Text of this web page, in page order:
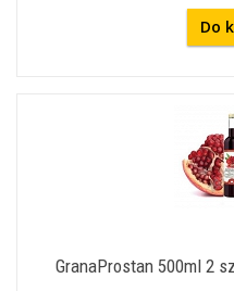
Do
GranaProstan 500ml 2